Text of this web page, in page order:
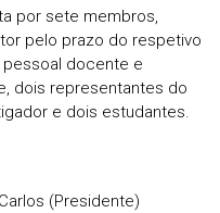
por sete membros,
pelo prazo do respetivo
docente e
dois representantes do
e dois estudantes.
(Presidente)